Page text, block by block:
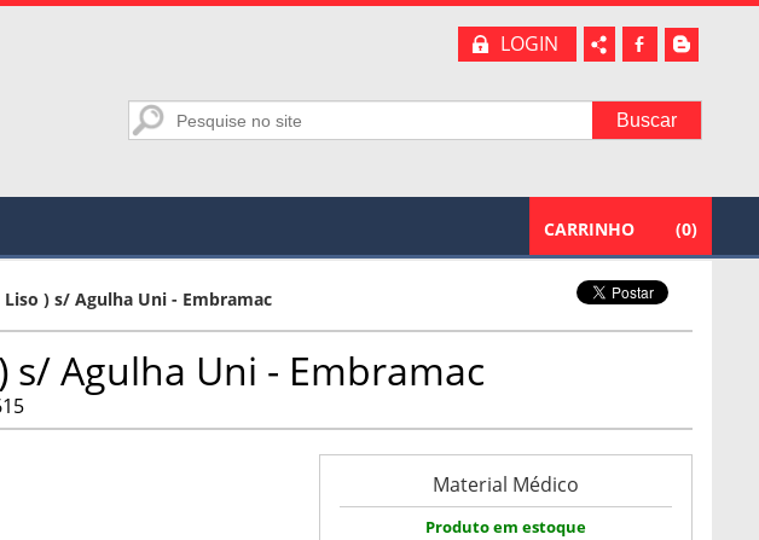
LOGIN b A
CARRINHO (0)
) s/ Agulha Uni - Embramac
s/ Agulha Uni - Embramac
Material Médico
Produto em estoque